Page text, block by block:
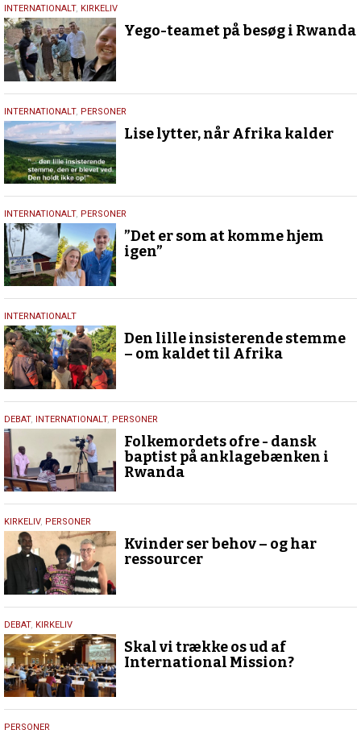
25.
februar
2023
INTERNATIONALT, KIRKELIV
Yego-teamet på besøg i Rwanda
29.
januar
2023
INTERNATIONALT, PERSONER
Lise lytter, når Afrika kalder
8.
januar
2023
INTERNATIONALT, PERSONER
”Det er som at komme hjem
igen”
26.
september
2022
INTERNATIONALT
Den lille insisterende stemme
– om kaldet til Afrika
20.
april
2022
DEBAT, INTERNATIONALT, PERSONER
Folkemordets ofre - dansk
baptist på anklagebænken i
Rwanda
10.
august
2021
KIRKELIV, PERSONER
Kvinder ser behov – og har
ressourcer
2.
juni
2021
DEBAT, KIRKELIV
Skal vi trække os ud af
International Mission?
PERSONER